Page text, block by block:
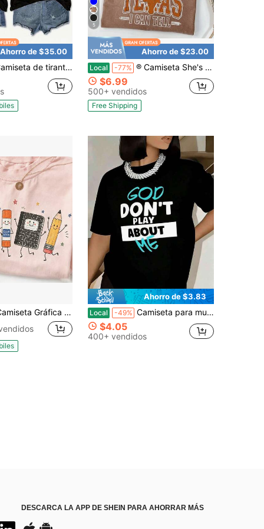
Ahorro de $35.00
de espalda nadadora para mujer vera de doble cara, gráfico de pez pequeño en el frente y tiburón grande en la espalda, sin mangas, blanca, casual para playa y vacaciones
5
Ahorro de $23.00
Local -77% ® Camiseta She's From Texas, Camiseta con letra Choosin' Texas, Camiseta retro de estilo western con longhorn, Camiseta de música country, Top de orgullo regional
$6.99
500+ vendidos
Free Shipping
Útiles Escolares de Dibujos Animados Lindos Estilo Preppy para Maestro y Estudiante Camiseta de Regreso a la Escuela de Jardín de Niños con Gráfico de Manzana Sonriente Crayón y Lápiz Ropa
Ahorro de $3.83
Local -49% Camiseta para mujer "Dios no juega conmigo" Estampado de manga corta, cuello redondo, uso casual, 220g
$4.05
400+ vendidos
DESCARCA LA APP DE SHEIN PARA AHORRAR MÁS